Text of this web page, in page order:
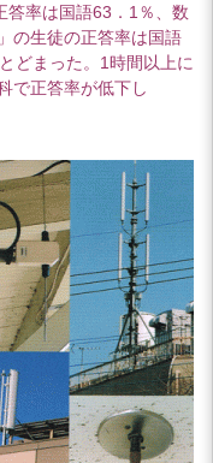
答率は国語63．1％、数
の生徒の正答率は国語
どまった。1時間以上に
で正答率が低下し